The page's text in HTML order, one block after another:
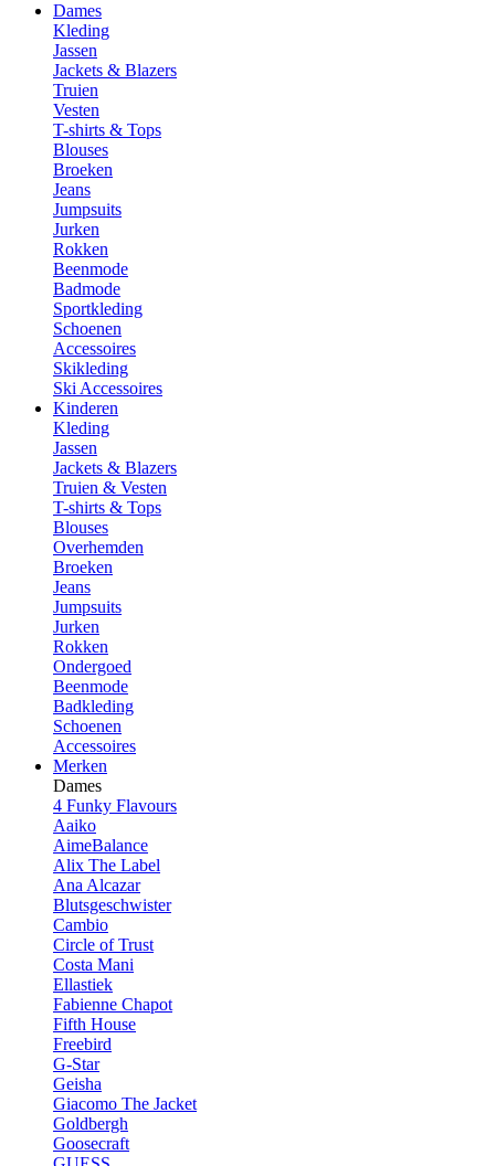
Dames
Kleding
Jassen
Jackets & Blazers
Truien
Vesten
T-shirts & Tops
Blouses
Broeken
Jeans
Jumpsuits
Jurken
Rokken
Beenmode
Badmode
Sportkleding
Schoenen
Accessoires
Skikleding
Ski Accessoires
Kinderen
Kleding
Jassen
Jackets & Blazers
Truien & Vesten
T-shirts & Tops
Blouses
Overhemden
Broeken
Jeans
Jumpsuits
Jurken
Rokken
Ondergoed
Beenmode
Badkleding
Schoenen
Accessoires
Merken
Dames
4 Funky Flavours
Aaiko
AimeBalance
Alix The Label
Ana Alcazar
Blutsgeschwister
Cambio
Circle of Trust
Costa Mani
Ellastiek
Fabienne Chapot
Fifth House
Freebird
G-Star
Geisha
Giacomo The Jacket
Goldbergh
Goosecraft